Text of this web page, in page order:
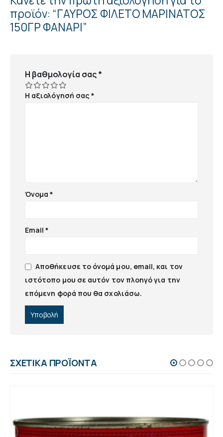
προϊόν: “ΓΑΥΡΟΣ ΦΙΛΕΤΟ ΜΑΡΙΝΑΤΟΣ
150ΓΡ ΦΑΝΑΡΙ”
Η βαθμολογία σας*
Η αξιολόγησή σας*
Όνομα*
Email*
Αποθήκευσε το όνομά μου, email, και τον
ιστότοπο μου σε αυτόν τον πλοηγό για την
επόμενη φορά που θα σχολιάσω.
ΣΧΕΤΙΚΆ ΠΡΟΪΌΝΤΑ